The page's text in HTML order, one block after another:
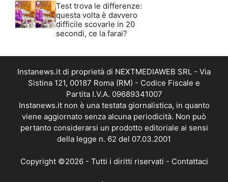
Test trova le differenze:
questa volta è davvero
difficile scovarle in 20
secondi, ce la farai?
Instanews.it di proprietà di NEXTMEDIAWEB SRL - Via
Sistina 121, 00187 Roma (RM) - Codice Fiscale e
Partita I.V.A. 09689341007
Instanews.it non è una testata giornalistica, in quanto
viene aggiornato senza alcuna periodicità. Non può
pertanto considerarsi un prodotto editoriale ai sensi
della legge n. 62 del 07.03.2001
Copyright ©2026 - Tutti i diritti riservati - Contattaci